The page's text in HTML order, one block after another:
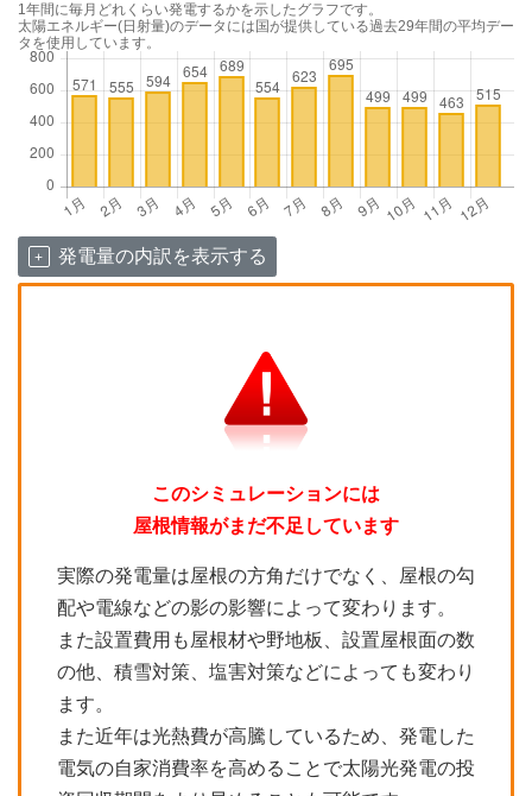
1年間に毎月どれくらい発電するかを示したグラフです。
太陽エネルギー(日射量)のデータには国が提供している過去29年間の平均デー
タを使用しています。
発電量の内訳を表示する
このシミュレーションには
屋根情報がまだ不足しています
実際の発電量は屋根の方角だけでなく、屋根の勾
配や電線などの影の影響によって変わります。
また設置費用も屋根材や野地板、設置屋根面の数
の他、積雪対策、塩害対策などによっても変わり
ます。
また近年は光熱費が高騰しているため、発電した
電気の自家消費率を高めることで太陽光発電の投